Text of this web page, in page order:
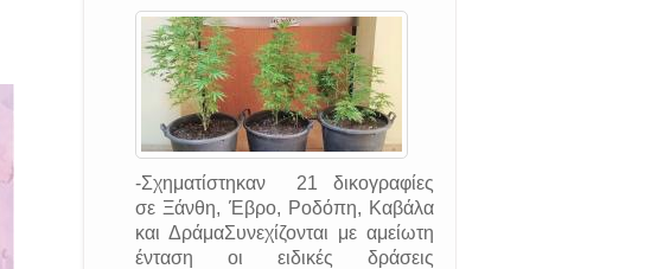
-Σχηματίστηκαν 21 δικογραφίες
σε Ξάνθη, Έβρο, Ροδόπη, Καβάλα
και ΔράμαΣυνεχίζονται με αμείωτη
ένταση οι ειδικές δράσεις